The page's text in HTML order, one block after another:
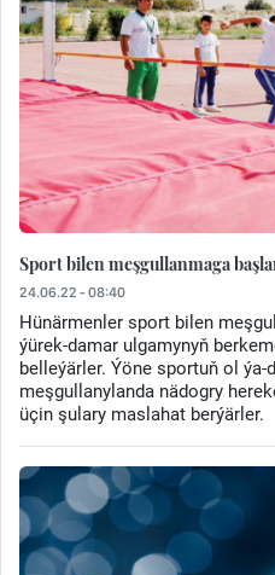
Sport bilen meşgullanmaga
24.06.22 - 08:40
Hünärmenler sport bilen
ýürek-damar ulgamynyň
belleýärler. Ýöne sportuň ol
meşgullanylanda nädogry
üçin şulary maslahat berýärler.